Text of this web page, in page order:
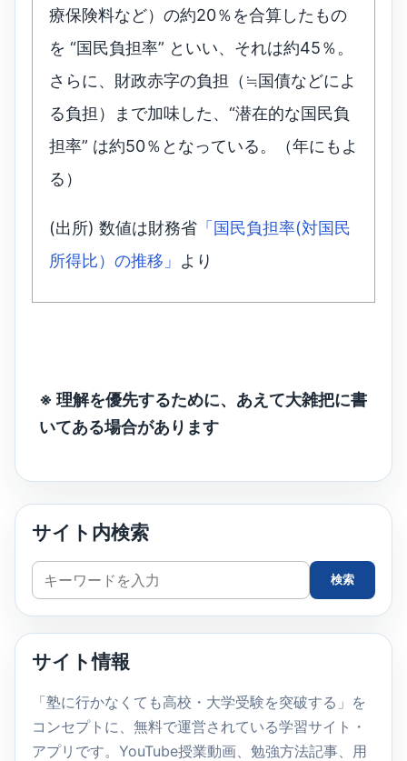
療保険料など）の約20％を合算したもの
を “国民負担率” といい、それは約45％。
さらに、財政赤字の負担（≒国債などによ
る負担）まで加味した、“潜在的な国民負
担率” は約50％となっている。（年にもよ
る）
(出所) 数値は財務省 「国民負担率(対国民
所得比）の推移」 より
※ 理解を優先するために、あえて大雑把に書
いてある場合があります
サイト内検索
サ
イ
ト
検
索
検索
サイト情報
「塾に行かなくても高校・大学受験を突破する」を
コンセプトに、無料で運営されている学習サイト・
アプリです。YouTube授業動画、勉強方法記事、用